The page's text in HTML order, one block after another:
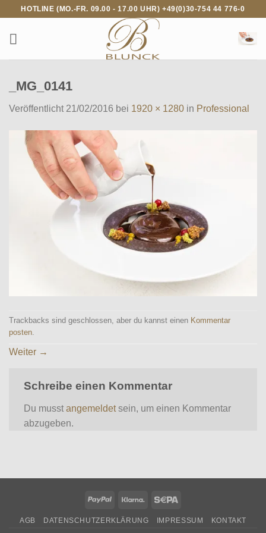
springen
HOTLINE (MO.-FR. 09.00 - 17.00 UHR) +49(0)30-754 44 776-0
_MG_0141
Veröffentlicht 21/02/2016 bei 1920 × 1280 in Professional
Trackbacks sind geschlossen, aber du kannst einen Kommentar
posten.
Weiter →
Schreibe einen Kommentar
Du musst angemeldetsein, um einen Kommentar
abzugeben.
PayPal Klarna
AGB DATENSCHUTZERKLÄRUNG IMPRESSUM KONTAKT